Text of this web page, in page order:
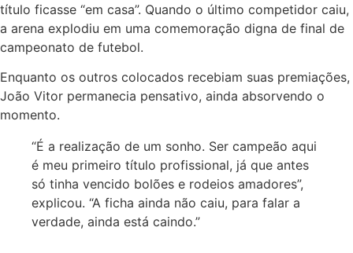
título ficasse “em casa”. Quando o último competidor caiu,
a arena explodiu em uma comemoração digna de final de
campeonato de futebol.
Enquanto os outros colocados recebiam suas premiações,
João Vitor permanecia pensativo, ainda absorvendo o
momento.
“É a realização de um sonho. Ser campeão aqui
é meu primeiro título profissional, já que antes
só tinha vencido bolões e rodeios amadores”,
explicou. “A ficha ainda não caiu, para falar a
verdade, ainda está caindo.”